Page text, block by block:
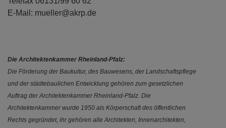
E-Mail: mueller@akrp.de
Die Architektenkammer Rheinland-Pfalz:
Die Förderung der Baukultur, des Bauwesens, der Landschaftspflege
und der städtebaulichen Entwicklung gehören zum gesetzlichen
Auftrag der Architektenkammer Rheinland-Pfalz. Die
Architektenkammer wurde 1950 als Körperschaft des öffentlichen
Rechts gegründet, ihr gehören alle Architekten, Innenarchitekten,